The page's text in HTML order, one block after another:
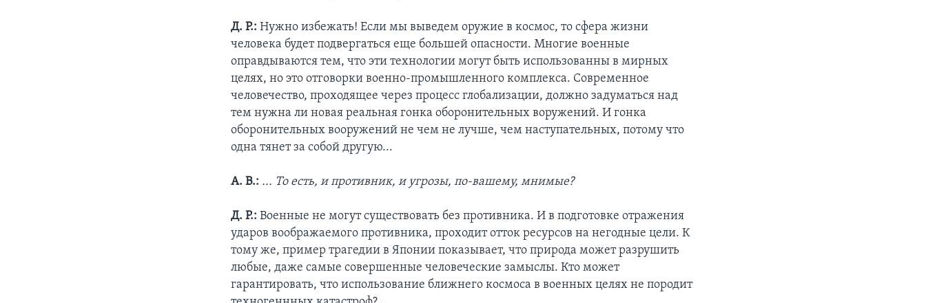
Д. Р.:Нужно избежать! Если мы выведем оружие в космос, то сфера жизни
человека будет подвергаться еще большей опасности. Многие военные
оправдываются тем, что эти технологии могут быть использованны в мирных
целях, но это отговорки военно-промышленного комплекса. Современное
человечество, проходящее через процесс глобализации, должно задуматься над
тем нужна ли новая реальная гонка оборонительных воружений. И гонка
оборонительных вооружений не чем не лучше, чем наступательных, потому что
одна тянет за собой другую...
А. В.: ... То есть, и противник, и угрозы, по-вашему, мнимые?
Д. Р.:Военные не могут существовать без противника. И в подготовке отражения
ударов воображаемого противника, проходит отток ресурсов на негодные цели. К
тому же, пример трагедии в Японии показывает, что природа может разрушить
любые, даже самые совершенные человеческие замыслы. Кто может
гарантировать, что использование ближнего космоса в военных целях не породит